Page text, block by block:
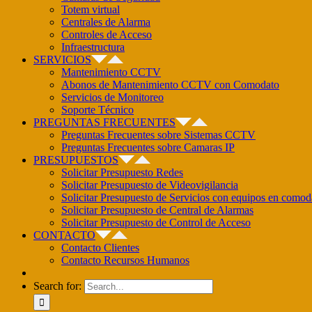
Totem virtual
Centrales de Alarma
Controles de Acceso
Infraestructura
SERVICIOS
Mantenimiento CCTV
Abonos de Mantenimiento CCTV con Comodato
Servicios de Monitoreo
Soporte Técnico
PREGUNTAS FRECUENTES
Preguntas Frecuentes sobre Sistemas CCTV
Preguntas Frecuentes sobre Camaras IP
PRESUPUESTOS
Solicitar Presupuesto Redes
Solicitar Presupuesto de Videovigilancia
Solicitar Presupuesto de Servicios con equipos en
Solicitar Presupuesto de Central de Alarmas
Solicitar Presupuesto de Control de Acceso
CONTACTO
Contacto Clientes
Contacto Recursos Humanos
Search for: